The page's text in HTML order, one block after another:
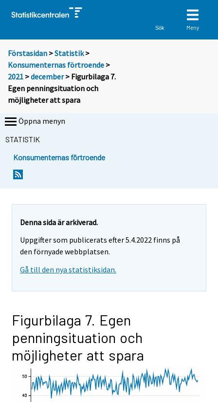
Sök Meny
Förstasidan >Statistik >
Konsumenternas förtroende >
2021 >december> Figurbilaga 7.
Egen penningsituation och
möjligheter att spara
Öppna menyn
STATISTIK
Konsumenternas förtroende
Denna sida är arkiverad.
Uppgifter som publicerats efter 5.4.2022 finns på
den förnyade webbplatsen.
Gå till den nya statistiksidan.
Figurbilaga 7. Egen
penningsituation och
möjligheter att spara